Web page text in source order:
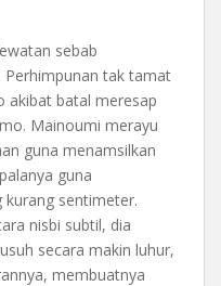
sebab
Perhimpunan tak tamat
akibat batal meresap
Mainoumi merayu
guna menamsilkan
guna
sentimeter.
nisbi subtil, dia
secara makin luhur,
membuatnya